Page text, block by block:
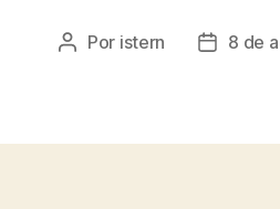
Autor
Por istern
Fecha
8 de